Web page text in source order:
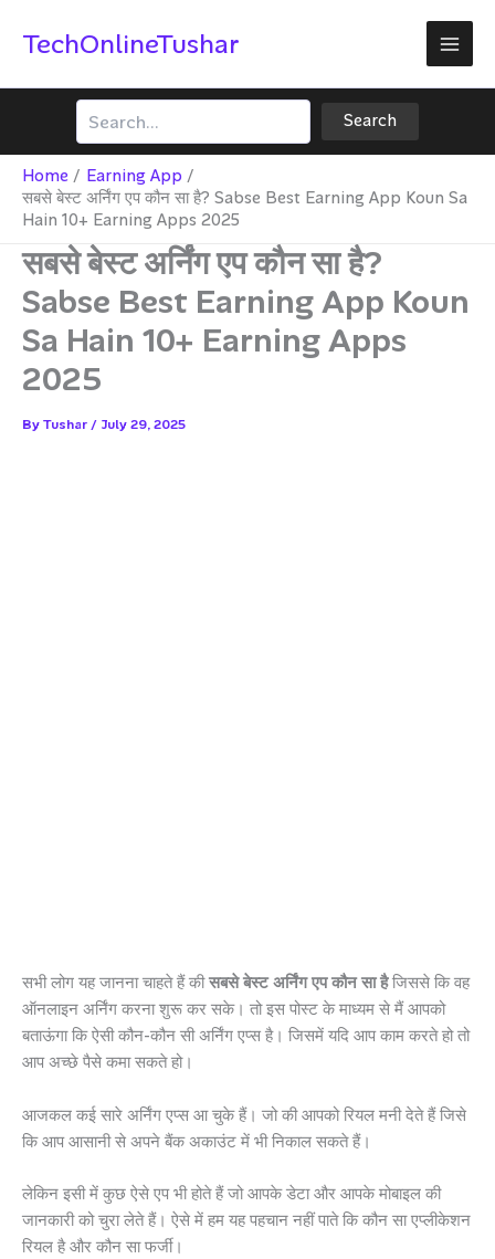
TechOnlineTushar
Search
Search
Home
Earning App
सबसे बेस्ट अर्निंग एप कौन सा है? Sabse Best Earning App Koun Sa
Hain 10+ Earning Apps 2025
सबसे बेस्ट अर्निंग एप कौन सा है?
Sabse Best Earning App Koun
Sa Hain 10+ Earning Apps
2025
ByTushar / July 29, 2025
सभी लोग यह जानना चाहते हैं कीसबसे बेस्ट अर्निंग एप कौन सा हैजिससे कि वह
ऑनलाइन अर्निंग करना शुरू कर सके। तो इस पोस्ट के माध्यम से मैं आपको
बताऊंगा कि ऐसी कौन-कौन सी अर्निंग एप्स है। जिसमें यदि आप काम करते हो तो
आप अच्छे पैसे कमा सकते हो।
आजकल कई सारे अर्निंग एप्स आ चुके हैं। जो की आपको रियल मनी देते हैं जिसे
कि आप आसानी से अपने बैंक अकाउंट में भी निकाल सकते हैं।
लेकिन इसी में कुछ ऐसे एप भी होते हैं जो आपके डेटा और आपके मोबाइल की
जानकारी को चुरा लेते हैं। ऐसे में हम यह पहचान नहीं पाते कि कौन सा एप्लीकेशन
रियल है और कौन सा फर्जी।